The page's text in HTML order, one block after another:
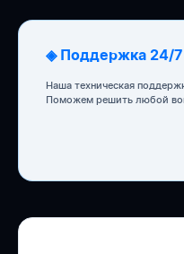
◈ Поддержка 24/7
Наша техническая
Поможем решить любой